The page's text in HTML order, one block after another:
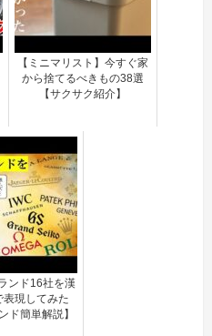
【ミニマリスト】今すぐ家
から捨てるべきもの38選
【サクサク紹介】
ンド16社を漢
表現してみた
ド簡単解説】